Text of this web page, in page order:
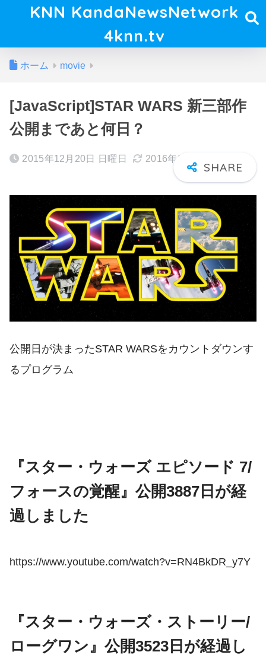
KNN KandaNewsNetwork
4knn.tv
ホーム movie
[JavaScript]STAR WARS 新三部作
公開まであと何日？
2015年12月20日 日曜日 2016年07月19日 火曜日
公開日が決まったSTAR WARSをカウントダウンす
るプログラム
『スター・ウォーズ エピソード 7/
フォースの覚醒』公開3887日が経
過しました
https://www.youtube.com/watch?v=RN4BkDR_y7Y
『スター・ウォーズ・ストーリー/
ローグワン』公開3523日が経過し